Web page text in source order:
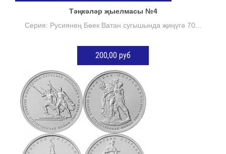
Тәңкәләр җыелмасы №4
Серия: Русиянең Бөек Ватан сугышында җиңүгә 70...
200,00 руб
КӘРҖИНГӘ ӨСТӘҮ